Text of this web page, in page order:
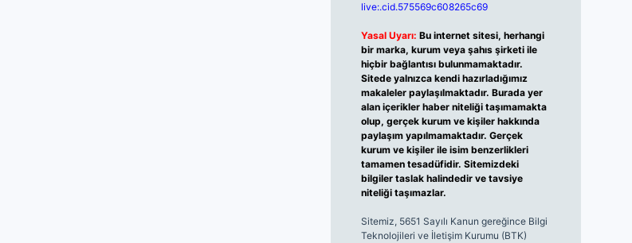
live:.cid.575569c608265c69
Yasal Uyarı: Bu internet sitesi, herhangi
bir marka, kurum veya şahıs şirketi ile
hiçbir bağlantısı bulunmamaktadır.
Sitede yalnızca kendi hazırladığımız
makaleler paylaşılmaktadır. Burada yer
alan içerikler haber niteliği taşımamakta
olup, gerçek kurum ve kişiler hakkında
paylaşım yapılmamaktadır. Gerçek
kurum ve kişiler ile isim benzerlikleri
tamamen tesadüfidir. Sitemizdeki
bilgiler taslak halindedir ve tavsiye
niteliği taşımazlar.
Sitemiz, 5651 Sayılı Kanun gereğince Bilgi
Teknolojileri ve İletişim Kurumu (BTK)